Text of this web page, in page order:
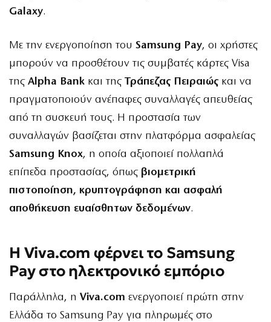
Galaxy.
Με την ενεργοποίηση του Samsung Pay, οι χρήστες
μπορούν να προσθέτουν τις συμβατές κάρτες Visa
της Alpha Bank και της Τράπεζας Πειραιώς και να
πραγματοποιούν ανέπαφες συναλλαγές απευθείας
από τη συσκευή τους. Η προστασία των
συναλλαγών βασίζεται στην πλατφόρμα ασφαλείας
Samsung Knox, η οποία αξιοποιεί πολλαπλά
επίπεδα προστασίας, όπως βιομετρική
πιστοποίηση, κρυπτογράφηση και ασφαλή
αποθήκευση ευαίσθητων δεδομένων.
Η Viva.com φέρνει το Samsung
Pay στο ηλεκτρονικό εμπόριο
Παράλληλα, η Viva.com ενεργοποιεί πρώτη στην
Ελλάδα το Samsung Pay για πληρωμές στο